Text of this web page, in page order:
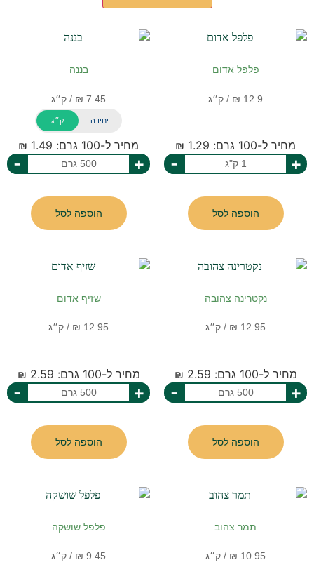
פלפל אדום
מחיר ל-100 גרם: 1.29 ₪
+
-
הוספה לסל
בננה
ק״ג יחידה
מחיר ל-100 גרם: 1.49 ₪
+
-
הוספה לסל
נקטרינה צהובה
מחיר ל-100 גרם: 2.59 ₪
+
-
הוספה לסל
שזיף אדום
מחיר ל-100 גרם: 2.59 ₪
+
-
הוספה לסל
תמר צהוב פלפל שושקה